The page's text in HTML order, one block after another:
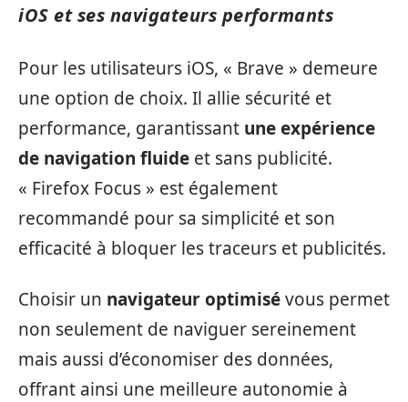
iOS et ses navigateurs performants
Pour les utilisateurs iOS, « Brave » demeure
une option de choix. Il allie sécurité et
performance, garantissant une expérience
de navigation fluide et sans publicité.
« Firefox Focus » est également
recommandé pour sa simplicité et son
efficacité à bloquer les traceurs et publicités.
Choisir un navigateur optimisévous permet
non seulement de naviguer sereinement
mais aussi d’économiser des données,
offrant ainsi une meilleure autonomie à